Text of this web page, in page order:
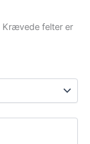
Krævede felter er